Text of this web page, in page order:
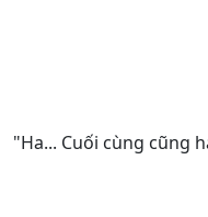
"Ha... Cuối cùng cũng